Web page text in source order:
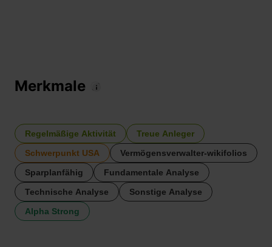
Merkmale
Regelmäßige Aktivität
Treue Anleger
Schwerpunkt USA
Vermögensverwalter-wikifolios
Sparplanfähig
Fundamentale Analyse
Technische Analyse
Sonstige Analyse
Alpha Strong